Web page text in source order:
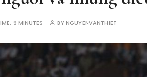
9 MINUTES BYNGUYENVANTHIET